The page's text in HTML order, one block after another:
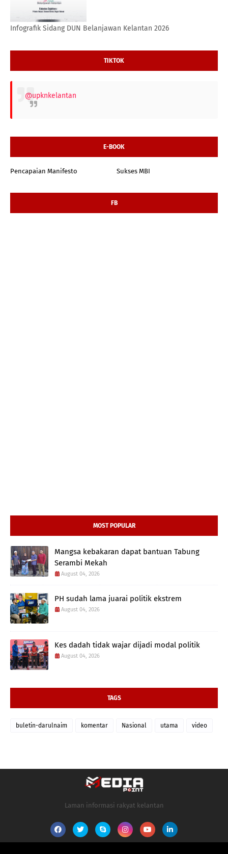
Infografik Sidang DUN Belanjawan Kelantan 2026
TIKTOK
@upknkelantan
E-BOOK
Pencapaian Manifesto Sukses MBI
FB
MOST POPULAR
Mangsa kebakaran dapat bantuan Tabung
Serambi Mekah
August 04, 2026
PH sudah lama juarai politik ekstrem
August 04, 2026
Kes dadah tidak wajar dijadi modal politik
August 04, 2026
TAGS
buletin-darulnaim komentar Nasional utama video
Laman informasi rakyat kelantan